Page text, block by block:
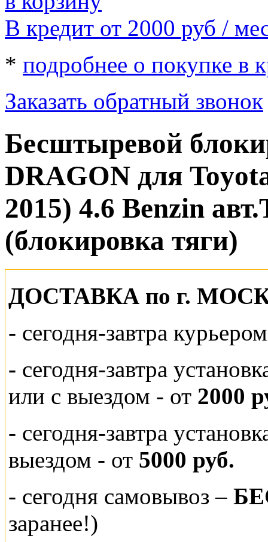
В кредит от 2000 руб /
* подробнее о покупке в
Заказать обратный звонок
Бесштыревой
DRAGON для
2015) 4.6 Benzin
(блокировка тяги)
ДОСТАВКА по г.
- сегодня-завтра
- сегодня-завтра
или с выездом - от 2000
- сегодня-завтра
выездом - от 5000 руб.
- сегодня самовывоз –
заранее!)